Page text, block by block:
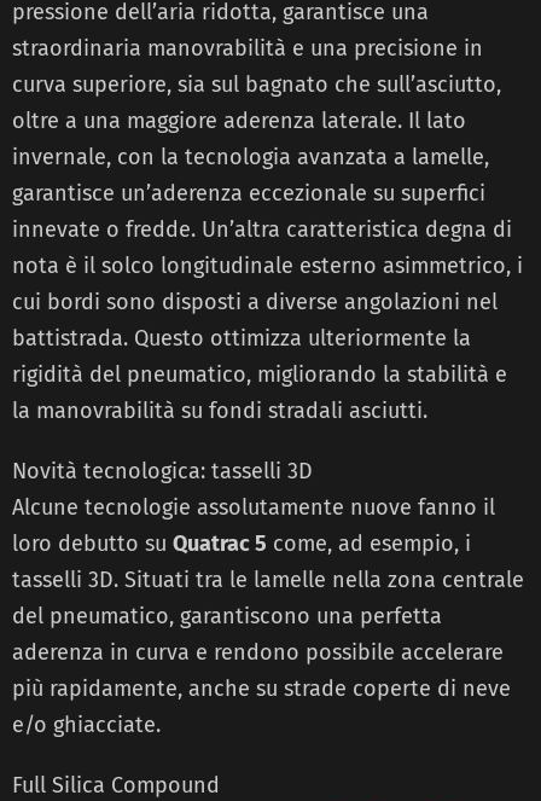
pressione dell’aria ridotta, garantisce una
straordinaria manovrabilità e una precisione in
curva superiore, sia sul bagnato che sull’asciutto,
oltre a una maggiore aderenza laterale. Il lato
invernale, con la tecnologia avanzata a lamelle,
garantisce un’aderenza eccezionale su superfici
innevate o fredde. Un’altra caratteristica degna di
nota è il solco longitudinale esterno asimmetrico, i
cui bordi sono disposti a diverse angolazioni nel
battistrada. Questo ottimizza ulteriormente la
rigidità del pneumatico, migliorando la stabilità e
la manovrabilità su fondi stradali asciutti.
Novità tecnologica: tasselli 3D
Alcune tecnologie assolutamente nuove fanno il
loro debutto su Quatrac 5 come, ad esempio, i
tasselli 3D. Situati tra le lamelle nella zona centrale
del pneumatico, garantiscono una perfetta
aderenza in curva e rendono possibile accelerare
più rapidamente, anche su strade coperte di neve
e/o ghiacciate.
Full Silica Compound